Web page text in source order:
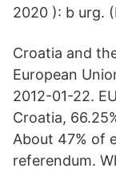
2020 ): b urg.
Croatia and
European
2012-01-22.
Croatia,
About 47% of
referendum.